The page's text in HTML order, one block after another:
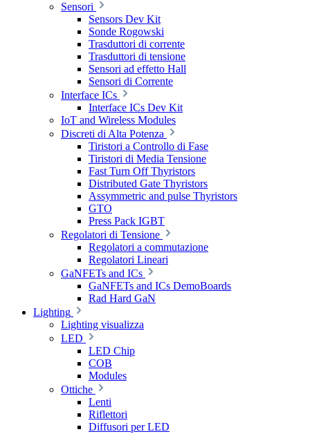
Sensori
Sensors Dev Kit
Sonde Rogowski
Trasduttori di corrente
Trasduttori di tensione
Sensori ad effetto Hall
Sensori di Corrente
Interface ICs
Interface ICs Dev Kit
IoT and Wireless Modules
Discreti di Alta Potenza
Tiristori a Controllo di Fase
Tiristori di Media Tensione
Fast Turn Off Thyristors
Distributed Gate Thyristors
Assymmetric and pulse Thyristors
GTO
Press Pack IGBT
Regolatori di Tensione
Regolatori a commutazione
Regolatori Lineari
GaNFETs and ICs
GaNFETs and ICs DemoBoards
Rad Hard GaN
Lighting
Lighting visualizza
LED
LED Chip
COB
Modules
Ottiche
Lenti
Riflettori
Diffusori per LED